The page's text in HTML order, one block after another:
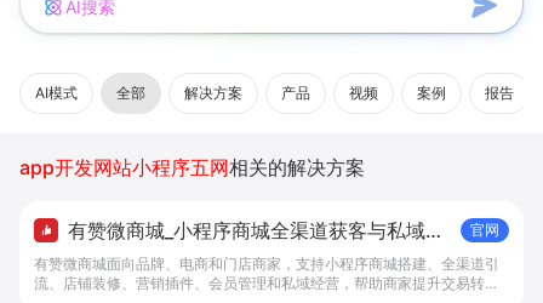
AI搜索
AI模式 全部 解决方案 产品 视频 案例 报告
app开发网站小程序五网相关的解决方案
有赞微商城_小程序商城全渠道获客与私域复
购工具 - 做生意, 找有赞
官网
有赞微商城面向品牌、电商和门店商家，支持小程序商城搭建、全渠道引
流、店铺装修、营销插件、会员管理和私域经营，帮助商家提升交易转化